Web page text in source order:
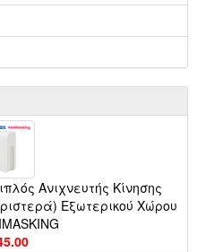
Ανιχνευτής Κίνησης
Εξωτερικού Χώρου